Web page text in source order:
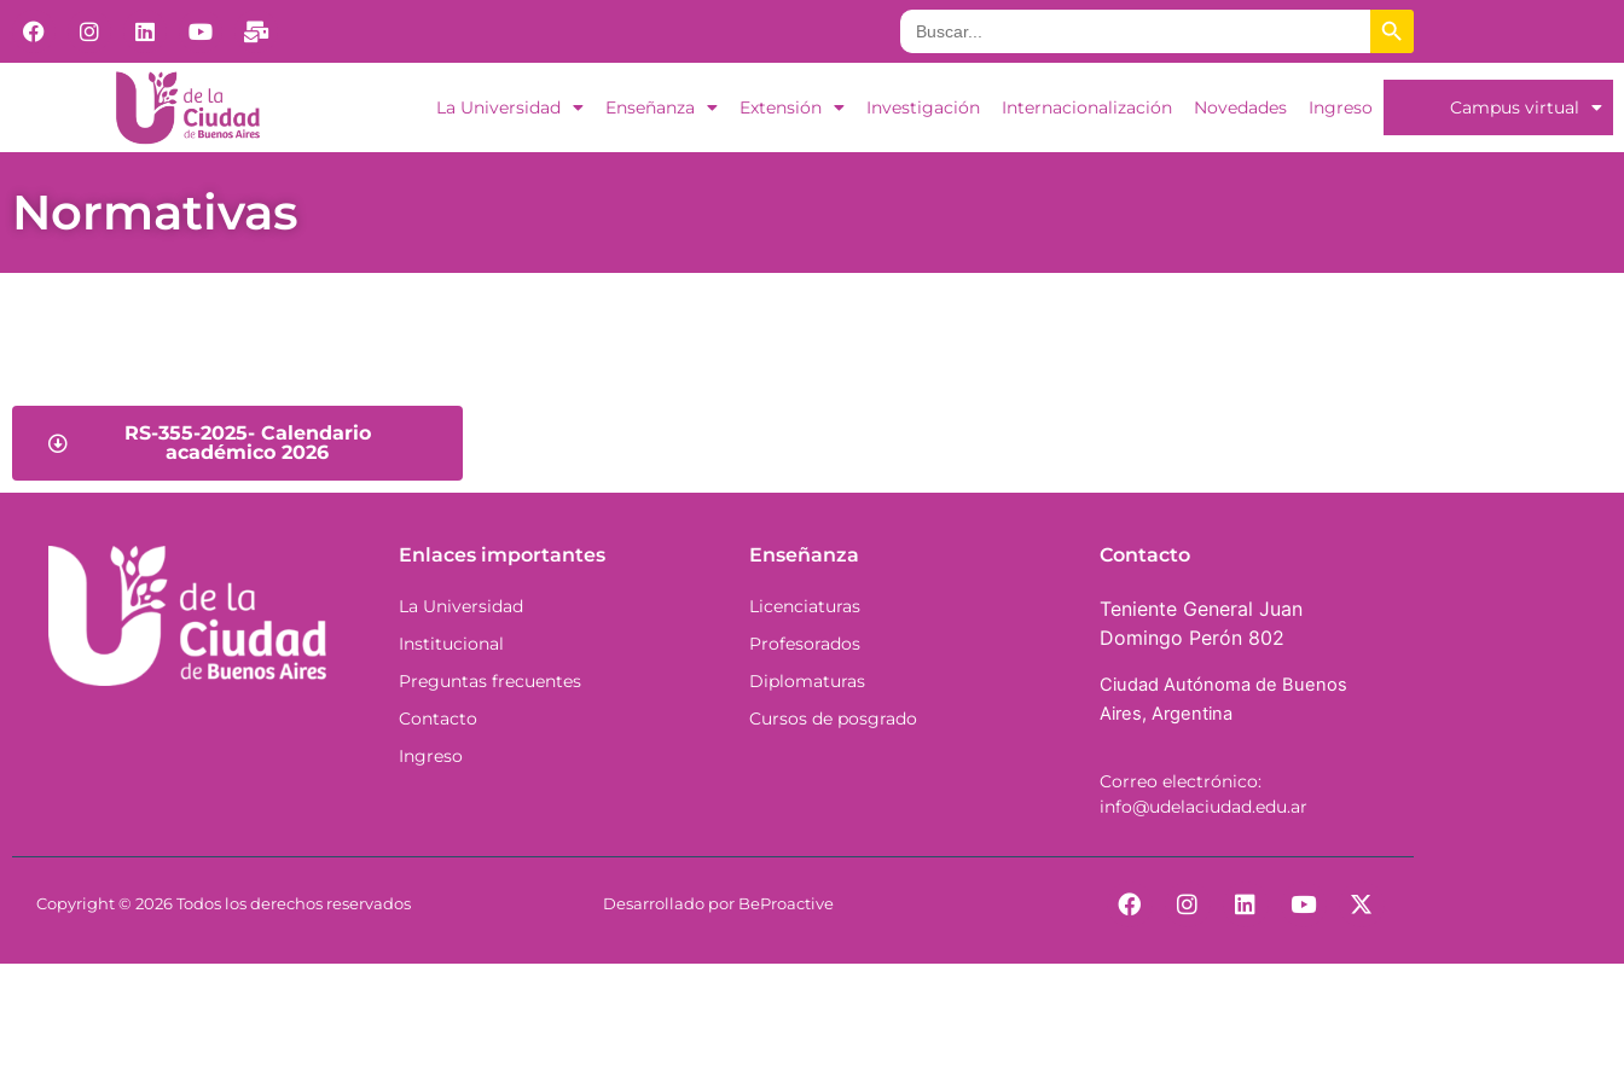
Buscar: Botón de búsqueda
La Universidad Enseñanza Extensión Investigación Internacionalización Novedades Ingreso Campus virtual
Normativas
RS-355-2025- Calendario
académico 2026
Enlaces importantes
La Universidad
Institucional
Preguntas frecuentes
Contacto
Ingreso
Enseñanza
Licenciaturas
Profesorados
Diplomaturas
Cursos de posgrado
Contacto
Teniente General Juan
Domingo Perón 802
Ciudad Autónoma de Buenos
Aires, Argentina
Correo electrónico:
info@udelaciudad.edu.ar
Copyright © 2026 Todos los derechos reservados Desarrollado por BeProactive